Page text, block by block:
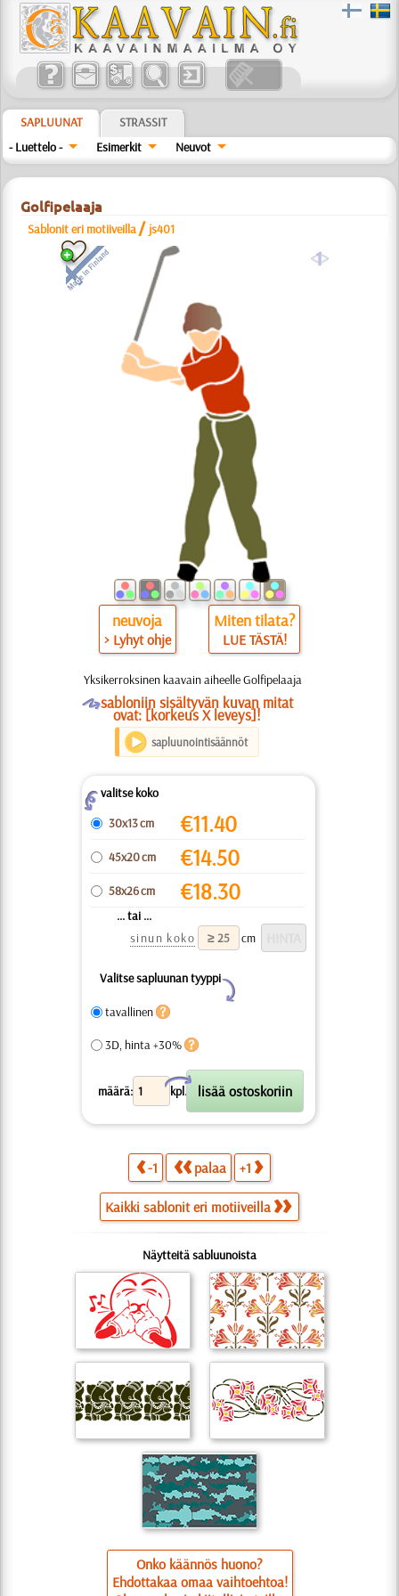
SAPLUUNAT
STRASSIT
- Luettelo -
Esimerkit Neuvot
Golfipelaaja
Sablonit eri motiiveilla / js401
a
neuvoja
> Lyhyt ohje
Miten tilata?
LUE TÄSTÄ!
Yksikerroksinen kaavain aiheelle Golfipelaaja
Osabloniin sisältyvän kuvan mitat
ovat: [korkeus X leveys]!
sapluunointisäännöt
Zvalitse koko
30x13 cm
€11.40
45x20 cm €14.50
58x26 cm €18.30
... tai ...
sinun koko
cm
Valitse sapluunan tyyppi
Y
tavallinen
3D, hinta +30%
määrä: kpl.
X
-1 palaa +1
Kaikki sablonit eri motiiveilla
Näytteitä sabluunoista
Onko käännös huono?
Ehdottakaa omaa vaihtoehtoa!